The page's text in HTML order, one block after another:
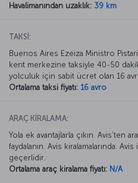
Havalimanından uzaklık: 39 km
TAKSİ:
Buenos Aires Ezeiza Ministro
kent merkezine taksiyle 40-50
yolculuk için sabit ücret olan 16
Ortalama taksi fiyatı: 16 avro
ARAÇ KİRALAMA:
Yola ek avantajlarla çıkın. Avis’ten
faydalanın. Avis kiralamalarında.
geçerlidir.
Ortalama araç kiralama fiyatı: N/A